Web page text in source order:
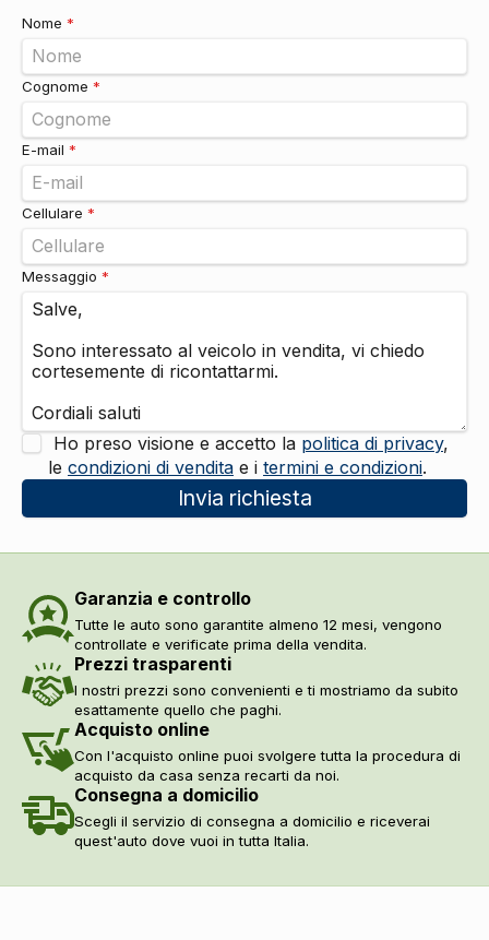
Nome *
Cognome *
E-mail *
Cellulare *
Messaggio *
Ho preso visione e accetto la politica di privacy,
le condizioni di vendita e i termini e condizioni.
Invia richiesta
Garanzia e controllo
Tutte le auto sono garantite almeno 12 mesi, vengono
controllate e verificate prima della vendita.
Prezzi trasparenti
I nostri prezzi sono convenienti e ti mostriamo da subito
esattamente quello che paghi.
Acquisto online
Con l'acquisto online puoi svolgere tutta la procedura di
acquisto da casa senza recarti da noi.
Consegna a domicilio
Scegli il servizio di consegna a domicilio e riceverai
quest'auto dove vuoi in tutta Italia.